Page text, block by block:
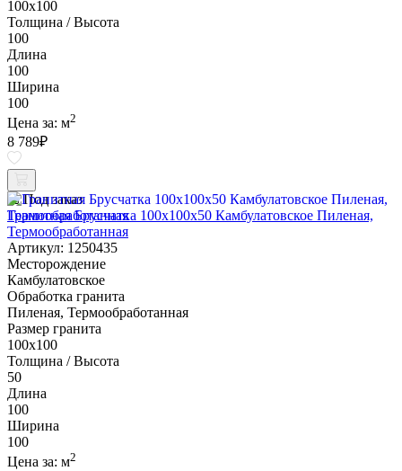
100х100
Толщина / Высота
100
Длина
100
Ширина
100
Цена за: м2
8 789₽
Под заказ
Гранитная Брусчатка 100х100x50 Камбулатовское Пиленая,
Термообработанная
Артикул: 1250435
Месторождение
Камбулатовское
Обработка гранита
Пиленая, Термообработанная
Размер гранита
100х100
Толщина / Высота
50
Длина
100
Ширина
100
Цена за: м2